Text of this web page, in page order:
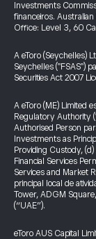
Investments
financeiros.
Office: Level 3, 60
A eToro (Seychelles)
Seychelles ("FSAS")
Securities Act 2007
A eToro (ME) Limited
Regulatory Authority
Authorised Person
Investments as
Providing Custody,
Financial Services
Services and Market
principal local de
Tower, ADGM
(“UAE”).
eToro AUS Capital